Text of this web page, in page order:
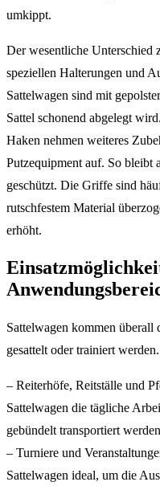
umkippt.
Der wesentliche Unterschied
speziellen Halterungen und
Sattelwagen sind mit
Sattel schonend abgelegt
Haken nehmen weiteres
Putzequipment auf. So bleibt
geschützt. Die Griffe sind
rutschfestem Material
erhöht.
Sattelwagen kommen
gesattelt oder trainiert
– Reiterhöfe, Reitställe und
Sattelwagen die tägliche
gebündelt transportiert
– Turniere und
Sattelwagen ideal, um die